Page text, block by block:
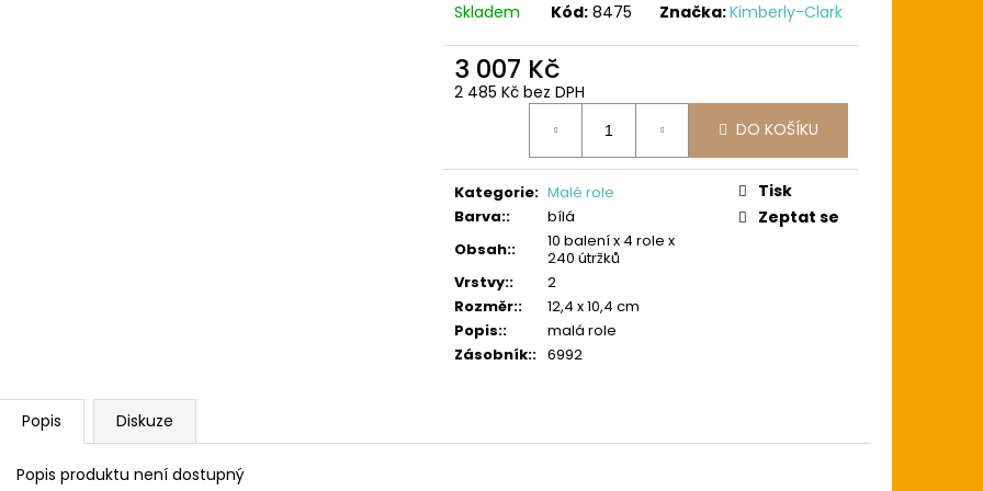
Skladem Kód: 8475 Značka:Kimberly-Clark
3 007 Kč
2 485 Kč bez DPH
DO KOŠÍKU
Kategorie: Malé role
Barva::
bílá
Obsah::
10 balení x 4 role x
240 útržků
Vrstvy::
2
Rozměr::
12,4 x 10,4 cm
Popis::
malá role
Zásobník:: 6992
Tisk
Zeptat se
Popis Diskuze
Popis produktu není dostupný